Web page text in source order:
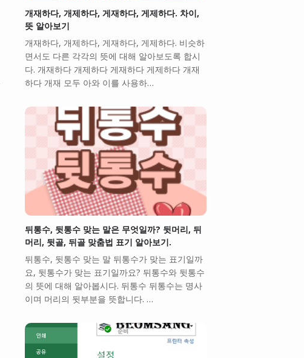
개재하다, 개제하다, 게재하다, 게제하다. 차이,
뜻 알아보기
개재하다, 개제하다, 게재하다, 게제하다. 비슷하
면서도 다른 각각의 뜻에 대해 알아보도록 합시
다. 개재하다 개제하다 게재하다 게제하다 개재
하다 개재 모두 아와 이를 사용하…
뒤통수, 뒷통수 맞는 말은 무엇일까? 뒷머리, 뒤
머리, 뒷골, 뒤골 맞춤법 표기 알아보기.
뒤통수, 뒷통수 맞는 말 뒤통수가 맞는 표기일까
요, 뒷통수가 맞는 표기일까요? 뒤통수와 뒷통수
의 뜻에 대해 알아봅시다. 뒤통수 뒤통수는 명사
이며 머리의 뒷부분을 뜻합니다. …